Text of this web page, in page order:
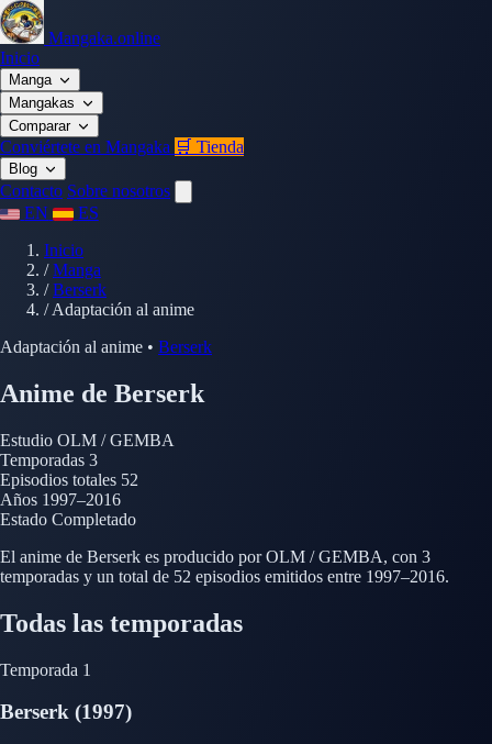
Mangaka.online
Inicio
Manga
Mangakas
Comparar
Conviértete en Mangaka 🛒 Tienda
Blog
Contacto Sobre nosotros
EN
ES
Inicio
/ Manga
/ Berserk
/ Adaptación al anime
Adaptación al anime • Berserk
Anime de Berserk
Estudio OLM / GEMBA
Temporadas 3
Episodios totales 52
Años 1997–2016
Estado Completado
El anime de Berserk es producido por OLM / GEMBA, con 3
temporadas y un total de 52 episodios emitidos entre 1997–2016.
Todas las temporadas
Temporada 1
Berserk (1997)